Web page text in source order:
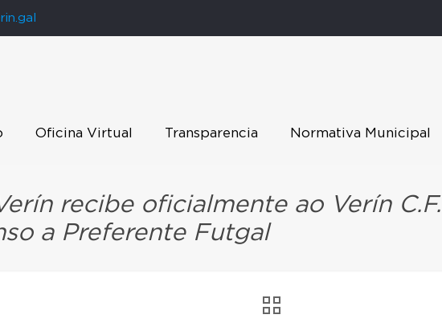
Oficina Virtual Transparencia Normativa Municipal
recibe oficialmente ao Verín C.F.
a Preferente Futgal